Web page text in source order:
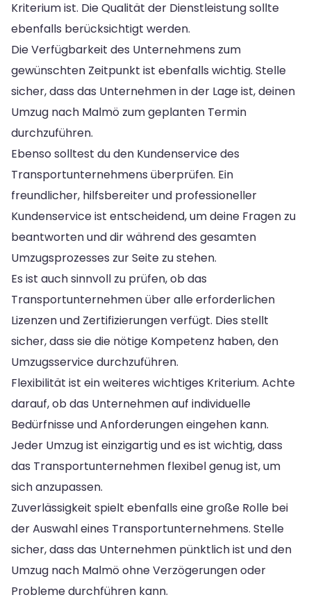
Kriterium ist. Die Qualität der Dienstleistung sollte
ebenfalls berücksichtigt werden.
Die Verfügbarkeit des Unternehmens zum
gewünschten Zeitpunkt ist ebenfalls wichtig. Stelle
sicher, dass das Unternehmen in der Lage ist, deinen
Umzug nach Malmö zum geplanten Termin
durchzuführen.
Ebenso solltest du den Kundenservice des
Transportunternehmens überprüfen. Ein
freundlicher, hilfsbereiter und professioneller
Kundenservice ist entscheidend, um deine Fragen zu
beantworten und dir während des gesamten
Umzugsprozesses zur Seite zu stehen.
Es ist auch sinnvoll zu prüfen, ob das
Transportunternehmen über alle erforderlichen
Lizenzen und Zertifizierungen verfügt. Dies stellt
sicher, dass sie die nötige Kompetenz haben, den
Umzugsservice durchzuführen.
Flexibilität ist ein weiteres wichtiges Kriterium. Achte
darauf, ob das Unternehmen auf individuelle
Bedürfnisse und Anforderungen eingehen kann.
Jeder Umzug ist einzigartig und es ist wichtig, dass
das Transportunternehmen flexibel genug ist, um
sich anzupassen.
Zuverlässigkeit spielt ebenfalls eine große Rolle bei
der Auswahl eines Transportunternehmens. Stelle
sicher, dass das Unternehmen pünktlich ist und den
Umzug nach Malmö ohne Verzögerungen oder
Probleme durchführen kann.